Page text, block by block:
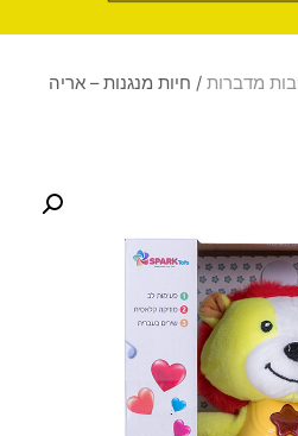
מדברות / חיות מנגנות – אריה